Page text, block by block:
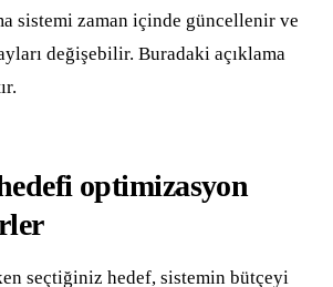
sistemi zaman içinde güncellenir ve
değişebilir. Buradaki açıklama
optimizasyon
seçtiğiniz hedef, sistemin bütçeyi